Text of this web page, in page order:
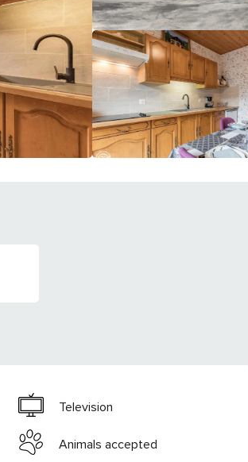
Television
Animals accepted